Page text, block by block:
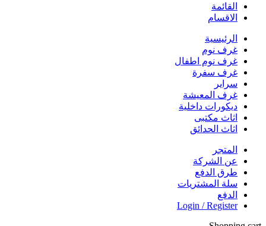
القائمة
الاقسام
الرئيسية
غرف نوم
غرف نوم اطفال
غرف سفرة
سراير
غرف المعيشة
ديكورات داخلية
اثاث مكتبى
اثاث الحدائق
المتجر
عن الشركة
طرق الدفع
سلة المشتريات
الدفع
Login / Register